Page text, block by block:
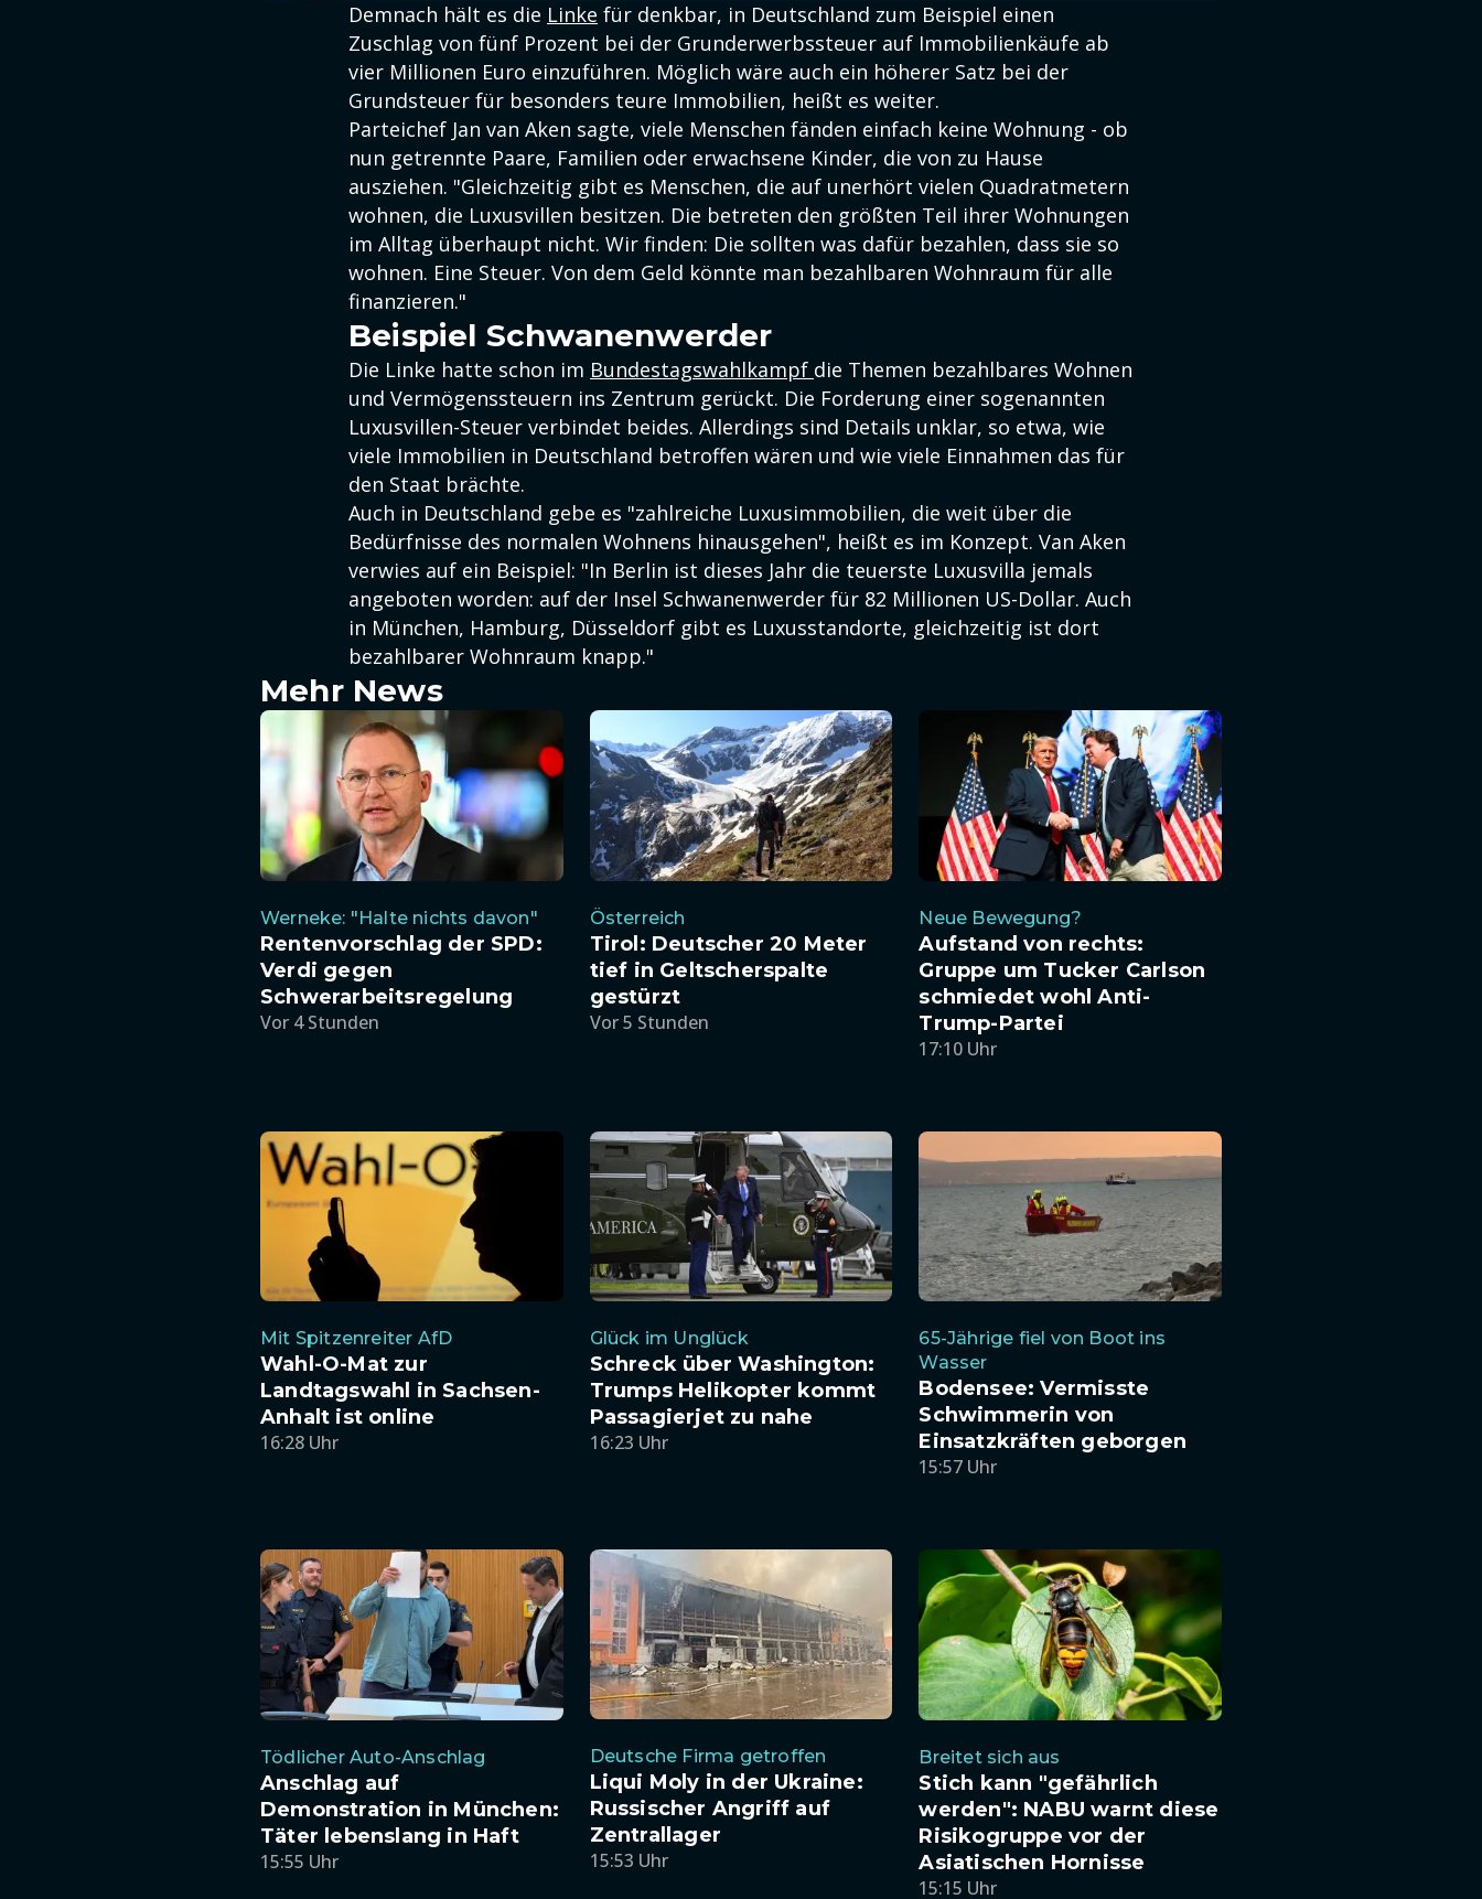
Demnach hält es die Linke für denkbar, in Deutschland zum Beispiel einen
Zuschlag von fünf Prozent bei der Grunderwerbssteuer auf Immobilienkäufe ab
vier Millionen Euro einzuführen. Möglich wäre auch ein höherer Satz bei der
Grundsteuer für besonders teure Immobilien, heißt es weiter.
Parteichef Jan van Aken sagte, viele Menschen fänden einfach keine Wohnung - ob
nun getrennte Paare, Familien oder erwachsene Kinder, die von zu Hause
ausziehen. "Gleichzeitig gibt es Menschen, die auf unerhört vielen Quadratmetern
wohnen, die Luxusvillen besitzen. Die betreten den größten Teil ihrer Wohnungen
im Alltag überhaupt nicht. Wir finden: Die sollten was dafür bezahlen, dass sie so
wohnen. Eine Steuer. Von dem Geld könnte man bezahlbaren Wohnraum für alle
finanzieren."
Beispiel Schwanenwerder
Die Linke hatte schon im Bundestagswahlkampf die Themen bezahlbares Wohnen
und Vermögenssteuern ins Zentrum gerückt. Die Forderung einer sogenannten
Luxusvillen-Steuer verbindet beides. Allerdings sind Details unklar, so etwa, wie
viele Immobilien in Deutschland betroffen wären und wie viele Einnahmen das für
den Staat brächte.
Auch in Deutschland gebe es "zahlreiche Luxusimmobilien, die weit über die
Bedürfnisse des normalen Wohnens hinausgehen", heißt es im Konzept. Van Aken
verwies auf ein Beispiel: "In Berlin ist dieses Jahr die teuerste Luxusvilla jemals
angeboten worden: auf der Insel Schwanenwerder für 82 Millionen US-Dollar. Auch
in München, Hamburg, Düsseldorf gibt es Luxusstandorte, gleichzeitig ist dort
bezahlbarer Wohnraum knapp."
Mehr News
Werneke: "Halte nichts davon"
Rentenvorschlag der SPD:
Verdi gegen
Schwerarbeitsregelung
Vor 4 Stunden
Österreich
Tirol: Deutscher 20 Meter
tief in Geltscherspalte
gestürzt
Vor 5 Stunden
Neue Bewegung?
Aufstand von rechts:
Gruppe um Tucker Carlson
schmiedet wohl Anti-
Trump-Partei
17:10 Uhr
Mit Spitzenreiter AfD
Wahl-O-Mat zur
Landtagswahl in Sachsen-
Anhalt ist online
16:28 Uhr
Glück im Unglück
Schreck über Washington:
Trumps Helikopter kommt
Passagierjet zu nahe
16:23 Uhr
65-Jährige fiel von Boot ins
Wasser
Bodensee: Vermisste
Schwimmerin von
Einsatzkräften geborgen
15:57 Uhr
Tödlicher Auto-Anschlag
Anschlag auf
Demonstration in München:
Täter lebenslang in Haft
15:55 Uhr
Deutsche Firma getroffen
Liqui Moly in der Ukraine:
Russischer Angriff auf
Zentrallager
15:53 Uhr
Breitet sich aus
Stich kann "gefährlich
werden": NABU warnt diese
Risikogruppe vor der
Asiatischen Hornisse
15:15 Uhr